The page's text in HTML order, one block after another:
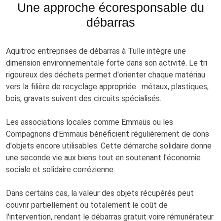
Une approche écoresponsable du
débarras
Aquitroc entreprises de débarras à Tulle intègre une
dimension environnementale forte dans son activité. Le tri
rigoureux des déchets permet d'orienter chaque matériau
vers la filière de recyclage appropriée : métaux, plastiques,
bois, gravats suivent des circuits spécialisés.
Les associations locales comme Emmaüs ou les
Compagnons d'Emmaüs bénéficient régulièrement de dons
d'objets encore utilisables. Cette démarche solidaire donne
une seconde vie aux biens tout en soutenant l'économie
sociale et solidaire corrézienne.
Dans certains cas, la valeur des objets récupérés peut
couvrir partiellement ou totalement le coût de
l'intervention, rendant le débarras gratuit voire rémunérateur